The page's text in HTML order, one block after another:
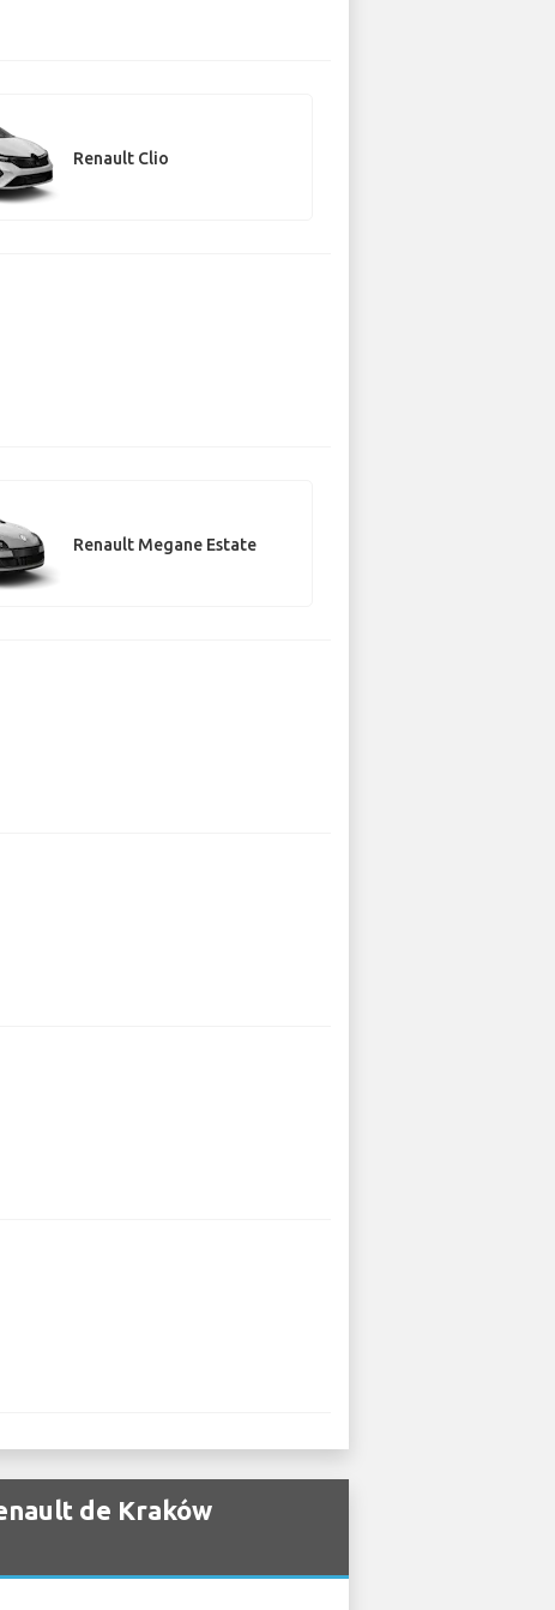
Renault Clio
Renault Megane Estate
de Kraków